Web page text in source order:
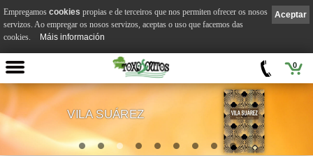
0
VILA SUÁREZ
Aceptar
Empregamos cookies propias e de terceiros que nos permiten ofrecer os nosos
servizos. Ao empregar os nosos servizos, aceptas o uso que facemos das
cookies.
Máis información